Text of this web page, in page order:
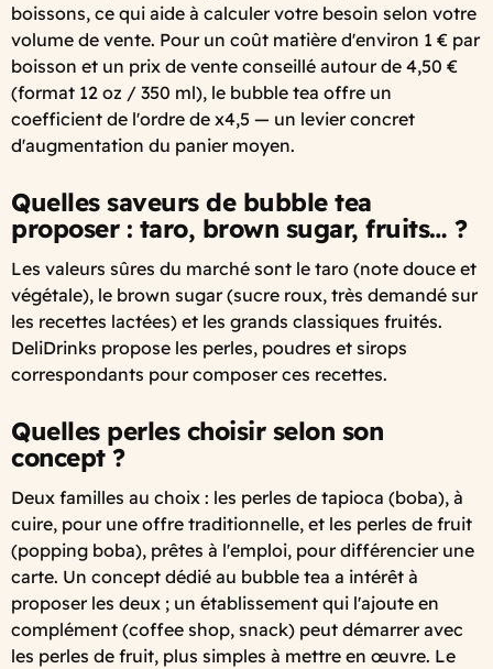
boissons, ce qui aide à calculer votre besoin selon votre
volume de vente. Pour un coût matière d'environ 1 € par
boisson et un prix de vente conseillé autour de 4,50 €
(format 12 oz / 350 ml), le bubble tea offre un
coefficient de l'ordre de x4,5 — un levier concret
d'augmentation du panier moyen.
Quelles saveurs de bubble tea
proposer : taro, brown sugar, fruits… ?
Les valeurs sûres du marché sont le taro (note douce et
végétale), le brown sugar (sucre roux, très demandé sur
les recettes lactées) et les grands classiques fruités.
DeliDrinks propose les perles, poudres et sirops
correspondants pour composer ces recettes.
Quelles perles choisir selon son
concept ?
Deux familles au choix : les perles de tapioca (boba), à
cuire, pour une offre traditionnelle, et les perles de fruit
(popping boba), prêtes à l'emploi, pour différencier une
carte. Un concept dédié au bubble tea a intérêt à
proposer les deux ; un établissement qui l'ajoute en
complément (coffee shop, snack) peut démarrer avec
les perles de fruit, plus simples à mettre en œuvre. Le